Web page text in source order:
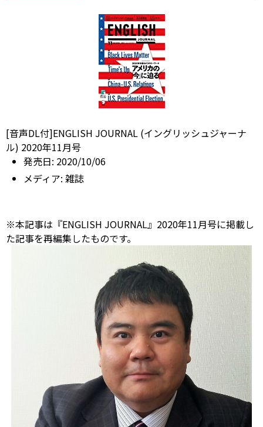
[音声DL付]ENGLISH JOURNAL (イングリッシュジャーナ
ル) 2020年11月号
発売日: 2020/10/06
メディア: 雑誌
※本記事は『ENGLISH JOURNAL』2020年11月号に掲載し
た記事を再編集したものです。